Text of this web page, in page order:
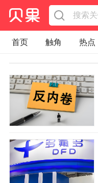
首页 触角 热点
辉常道
荀瓜问道
企业面面观
太空星
等深线精选
宏观经
区域经济
科技